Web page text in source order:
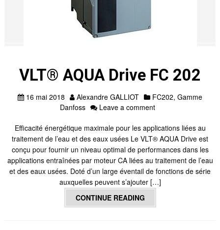
VLT® AQUA Drive FC 202
16 mai 2018 Alexandre GALLIOT FC202, Gamme
Danfoss
Leave a comment
Efficacité énergétique maximale pour les applications liées au
traitement de l’eau et des eaux usées Le VLT® AQUA Drive est
conçu pour fournir un niveau optimal de performances dans les
applications entraînées par moteur CA liées au traitement de l’eau
et des eaux usées. Doté d’un large éventail de fonctions de série
auxquelles peuvent s’ajouter […]
CONTINUE READING